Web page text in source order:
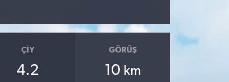
ÇIY
4.2
GÖRÜŞ
10 km